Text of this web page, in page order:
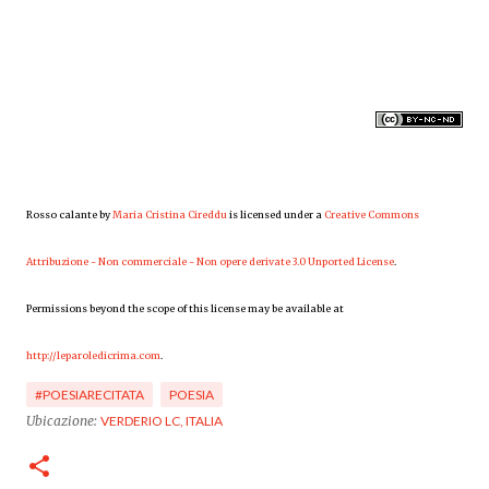
Rosso calante byMaria Cristina Cireddu is licensed under a Creative Commons
Attribuzione - Non commerciale - Non opere derivate 3.0 Unported License
Permissions beyond the scope of this license may be available at
http://leparoledicrima.com
#POESIARECITATA
POESIA
Ubicazione: VERDERIO LC, ITALIA